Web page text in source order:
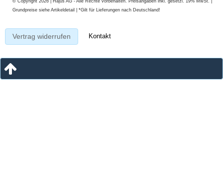
© Copyright 2026 | Hajus AG - Alle Rechte vorbehalten. Preisangaben inkl. gesetzl. 19% MwSt. |
Grundpreise siehe Artikeldetail | *Gilt für Lieferungen nach Deutschland!
Vertrag widerrufen Kontakt